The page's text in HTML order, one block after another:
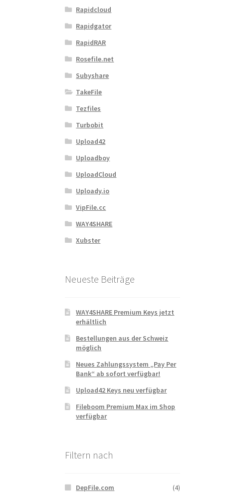
Rapidcloud
Rapidgator
RapidRAR
Rosefile.net
Subyshare
TakeFile
Tezfiles
Turbobit
Upload42
Uploadboy
UploadCloud
Uploady.io
VipFile.cc
WAY4SHARE
Xubster
Neueste Beiträge
WAY4SHARE Premium Keys jetzt
erhältlich
Bestellungen aus der Schweiz
möglich
Neues Zahlungssystem „Pay Per
Bank“ ab sofort verfügbar!
Upload42 Keys neu verfügbar
Fileboom Premium Max im Shop
verfügbar
Filtern nach
DepFile.com (4)